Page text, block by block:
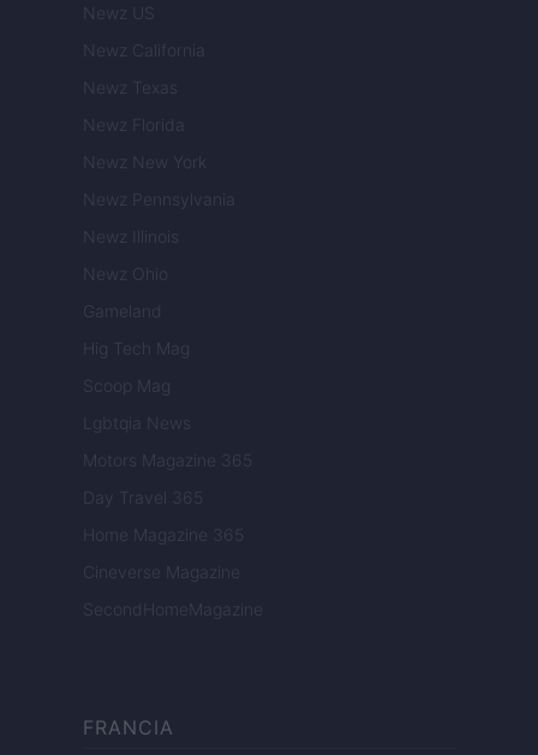
Newz US
Newz California
Newz Texas
Newz Florida
Newz New York
Newz Pennsylvania
Newz Illinois
Newz Ohio
Gameland
Hig Tech Mag
Scoop Mag
Lgbtqia News
Motors Magazine 365
Day Travel 365
Home Magazine 365
Cineverse Magazine
SecondHomeMagazine
FRANCIA